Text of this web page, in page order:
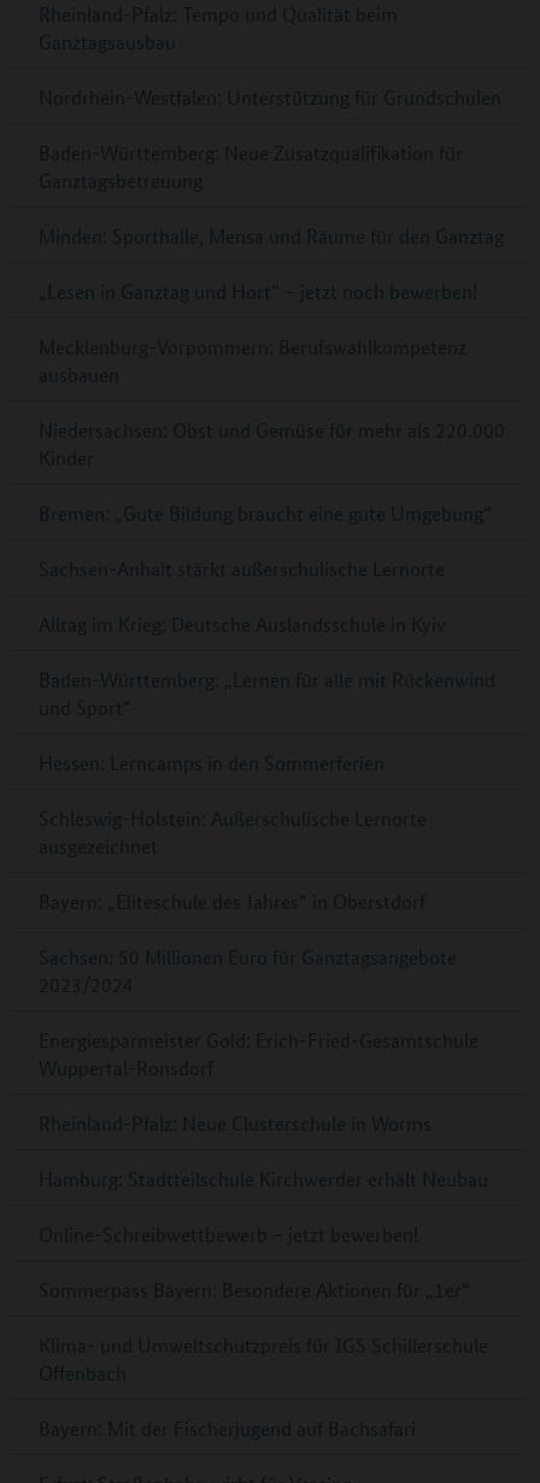
Rheinland-Pfalz: Tempo und Qualität beim
Ganztagsausbau
Nordrhein-Westfalen: Unterstützung für Grundschulen
Baden-Württemberg: Neue Zusatzqualifikation für
Ganztagsbetreuung
Minden: Sporthalle, Mensa und Räume für den Ganztag
„Lesen in Ganztag und Hort“ – jetzt noch bewerben!
Mecklenburg-Vorpommern: Berufswahlkompetenz
ausbauen
Niedersachsen: Obst und Gemüse für mehr als 220.000
Kinder
Bremen: „Gute Bildung braucht eine gute Umgebung“
Sachsen-Anhalt stärkt außerschulische Lernorte
Alltag im Krieg: Deutsche Auslandsschule in Kyiv
Baden-Württemberg: „Lernen für alle mit Rückenwind
und Sport“
Hessen: Lerncamps in den Sommerferien
Schleswig-Holstein: Außerschulische Lernorte
ausgezeichnet
Bayern: „Eliteschule des Jahres“ in Oberstdorf
Sachsen: 50 Millionen Euro für Ganztagsangebote
2023/2024
Energiesparmeister Gold: Erich-Fried-Gesamtschule
Wuppertal-Ronsdorf
Rheinland-Pfalz: Neue Clusterschule in Worms
Hamburg: Stadtteilschule Kirchwerder erhält Neubau
Online-Schreibwettbewerb – jetzt bewerben!
Sommerpass Bayern: Besondere Aktionen für „1er“
Klima- und Umweltschutzpreis für IGS Schillerschule
Offenbach
Bayern: Mit der Fischerjugend auf Bachsafari